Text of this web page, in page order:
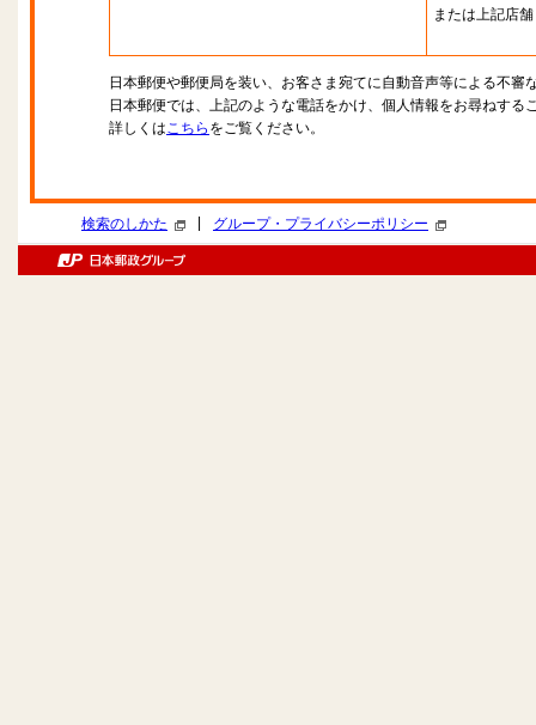
または上記店舗
日本郵便や郵便局を装い、お客さま宛てに自動音声等による不審
日本郵便では、上記のような電話をかけ、個人情報をお尋ねする
詳しくはこちら をご覧ください。
検索のしかた グループ・プライバシーポリシー